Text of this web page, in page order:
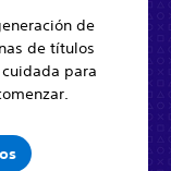
de
de títulos
para